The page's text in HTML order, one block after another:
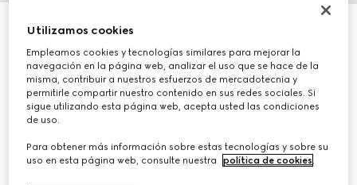
Zapatilla gruesa para mujer
€ 790
Variaciones piel metalizada plateada
Utilizamos cookies
Empleamos cookies y tecnologías similares para mejorar la
navegación en la página web, analizar el uso que se hace de la
misma, contribuir a nuestros esfuerzos de mercadotecnia y
permitirle compartir nuestro contenido en sus redes sociales. Si
sigue utilizando esta página web, acepta usted las condiciones
de uso.
Para obtener más información sobre estas tecnologías y sobre su
uso en esta página web, consulte nuestra
política de cookies